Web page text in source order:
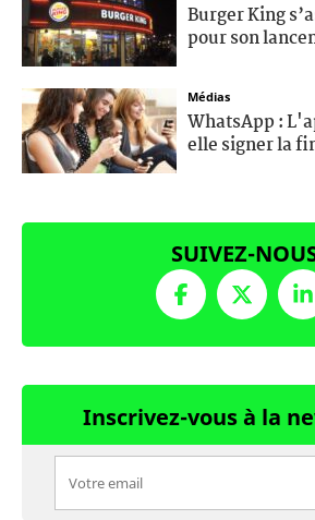
Burger King
pour son
Médias
WhatsApp :
elle signer la
SUIVEZ-
Inscrivez-vous à la